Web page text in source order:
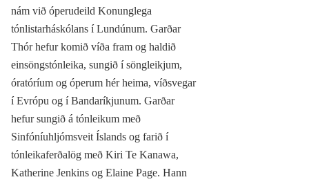
nám við óperudeild Konunglega
tónlistarháskólans í Lundúnum. Garðar
Thór hefur komið víða fram og haldið
einsöngstónleika, sungið í söngleikjum,
óratóríum og óperum hér heima, víðsvegar
í Evrópu og í Bandaríkjunum. Garðar
hefur sungið á tónleikum með
Sinfóníuhljómsveit Íslands og farið í
tónleikaferðalög með Kiri Te Kanawa,
Katherine Jenkins og Elaine Page. Hann